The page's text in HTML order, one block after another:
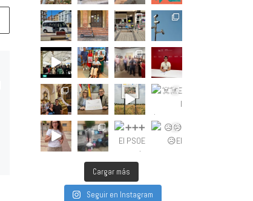
Concha Andreu:
“Calahorra cuenta para el
gobierno socialista de
Pedro Sánchez”
realización de exámenes de
Cargar más
Seguir en Instagram